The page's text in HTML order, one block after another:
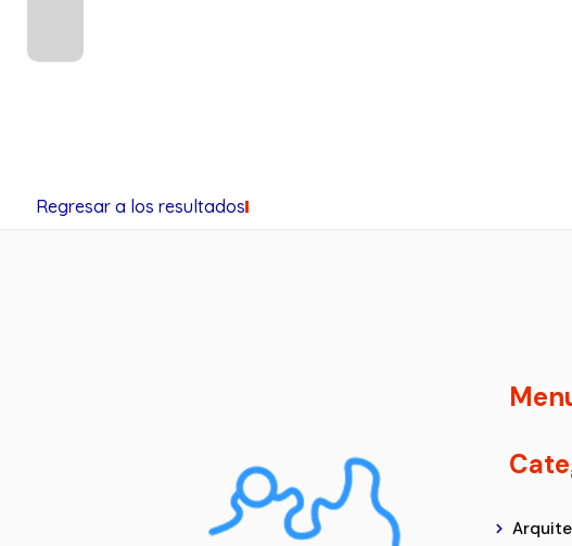
Regresar a los resultados